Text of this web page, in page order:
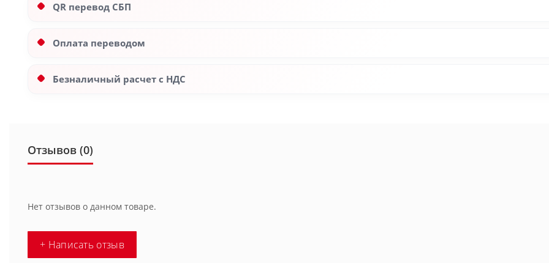
QR перевод СБП
Оплата переводом
Безналичный расчет с НДС
Отзывов (0)
Нет отзывов о данном товаре.
+ Написать отзыв